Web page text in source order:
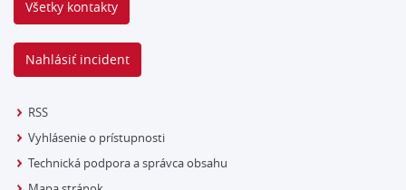
Všetky kontakty
Nahlásiť incident
RSS
Vyhlásenie o prístupnosti
Technická podpora a správca obsahu